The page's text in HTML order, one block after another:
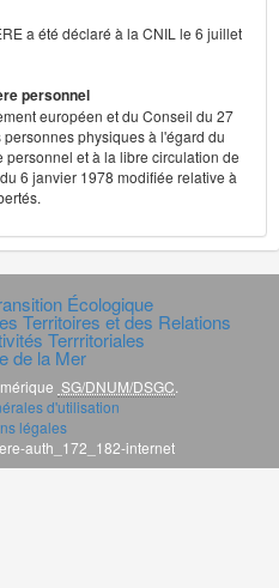
a été déclaré à la CNIL le 6 juillet
personnel
européen et du Conseil du 27
physiques à l'égard du
et à la libre circulation de
du 6 janvier 1978 modifiée relative à
Écologique
Territoires et des Relations
Terrritoriales
de la Mer
SG/DNUM/DSGC
d'utilisation
légales
auth_172_182-internet